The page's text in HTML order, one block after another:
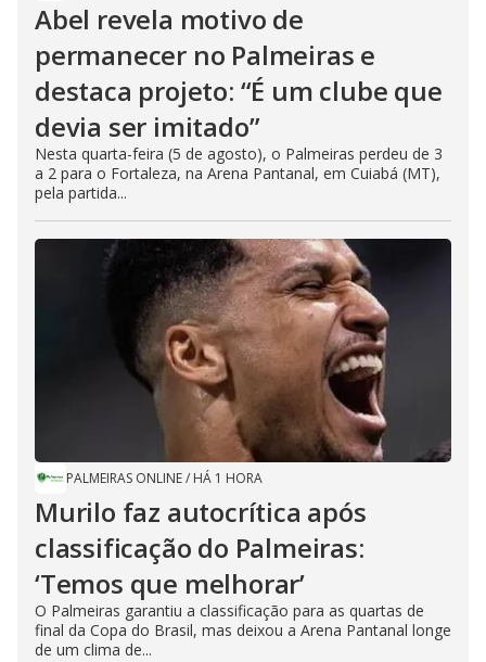
Abel revela motivo de
permanecer no Palmeiras e
destaca projeto: “É um clube que
devia ser imitado”
Nesta quarta-feira (5 de agosto), o Palmeiras perdeu de 3
a 2 para o Fortaleza, na Arena Pantanal, em Cuiabá (MT),
pela partida...
PALMEIRAS ONLINE/ HÁ 1 HORA
Murilo faz autocrítica após
classificação do Palmeiras:
‘Temos que melhorar’
O Palmeiras garantiu a classificação para as quartas de
final da Copa do Brasil, mas deixou a Arena Pantanal longe
de um clima de...